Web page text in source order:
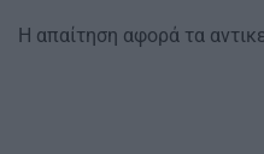
Η απαίτηση αφορά τα